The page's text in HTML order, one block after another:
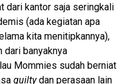
dari kantor saja seringkali
(ada kegiatan apa
kita menitipkannya),
dari banyaknya
Mommies sudah berniat
guiltydan perasaan lain